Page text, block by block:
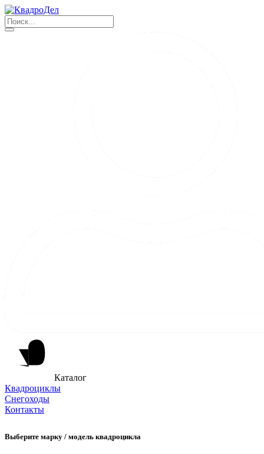
Каталог
Квадроциклы
Снегоходы
Контакты
Выберите марку / модель квадроцикла